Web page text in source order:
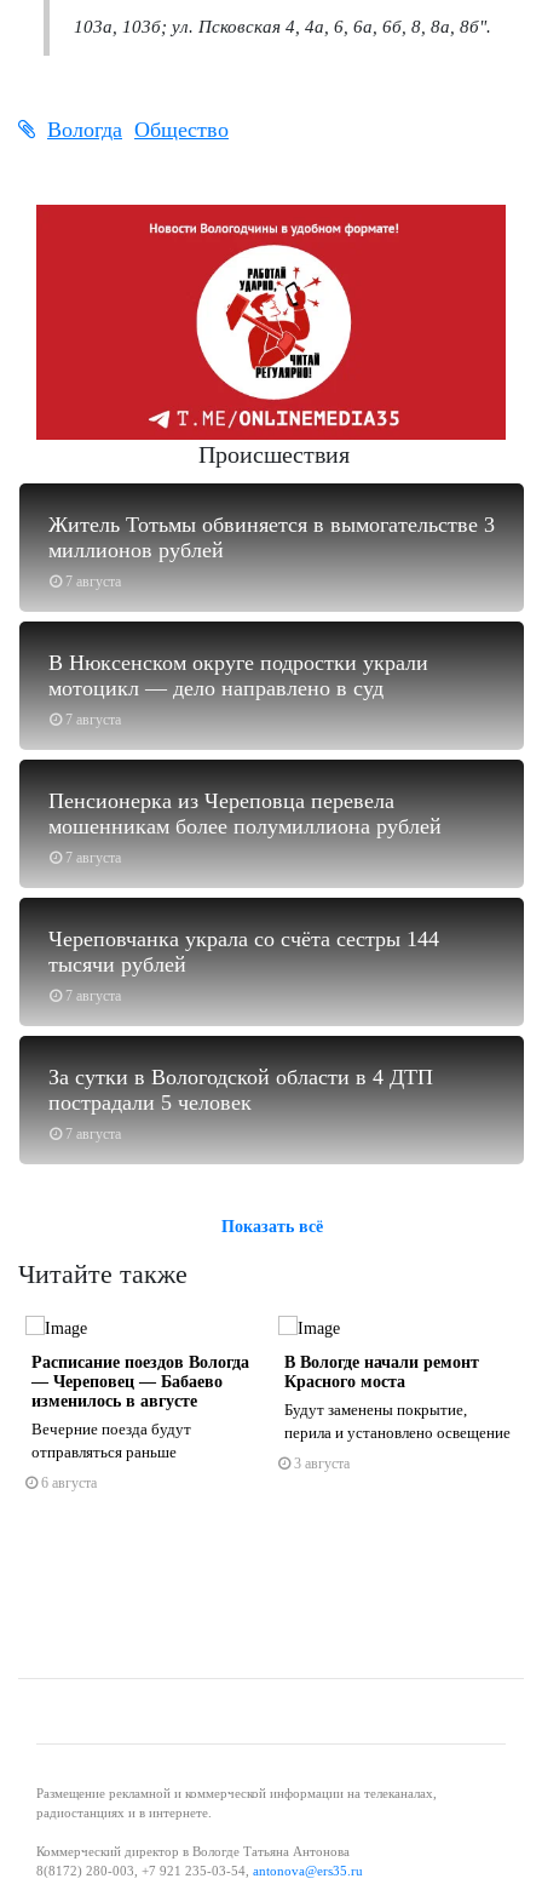
103а, 103б; ул. Псковская 4, 4а, 6, 6а, 6б, 8, 8а, 8б".
Вологда Общество
Происшествия
7 августа
Житель Тотьмы обвиняется в вымогательстве 3
миллионов рублей
7 августа
В Нюксенском округе подростки украли
мотоцикл — дело направлено в суд
7 августа
Пенсионерка из Череповца перевела
мошенникам более полумиллиона рублей
7 августа
Череповчанка украла со счёта сестры 144
тысячи рублей
7 августа
За сутки в Вологодской области в 4 ДТП
пострадали 5 человек
Показать всё
Читайте также
Расписание поездов Вологда
— Череповец — Бабаево
изменилось в августе
Вечерние поезда будут
отправляться раньше
6 августа
В Вологде начали ремонт
Красного моста
Будут заменены покрытие,
перила и установлено освещение
3 августа
Размещение рекламной и коммерческой информации на телеканалах,
радиостанциях и в интернете.
Коммерческий директор в Вологде Татьяна Антонова
8(8172) 280-003, +7 921 235-03-54, antonova@ers35.ru